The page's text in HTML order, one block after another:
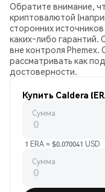
Обратите внимание,
криптовалютой
сторонних
каких‑либо гарантий.
вне контроля
рассматривать как
достоверности.
Купить Caldera
Сумма
1 ERA ≈ $0.070041 USD
Сумма